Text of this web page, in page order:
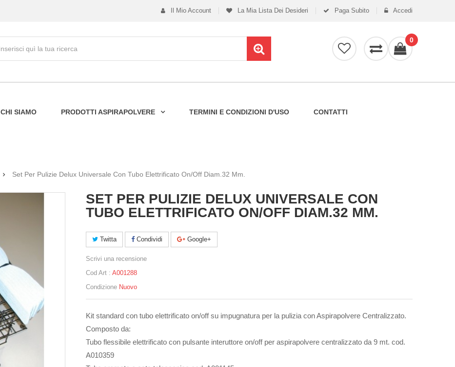
Il Mio Account La Mia Lista Dei Desideri Paga Subito Accedi
0
CHI SIAMO PRODOTTI ASPIRAPOLVERE TERMINI E CONDIZIONI D'USO CONTATTI
Set Per Pulizie Delux Universale Con Tubo Elettrificato On/off Diam.32 Mm.
SET PER PULIZIE DELUX UNIVERSALE CON
TUBO ELETTRIFICATO ON/OFF DIAM.32 MM.
Twitta Condividi Google+
Scrivi una recensione
Cod Art : A001288
Condizione Nuovo
Kit standard con tubo elettrificato on/off su impugnatura per la pulizia con Aspirapolvere Centralizzato.
Composto da:
Tubo flessibile elettrificato con pulsante interuttore on/off per aspirapolvere centralizzato da 9 mt. cod.
A010359